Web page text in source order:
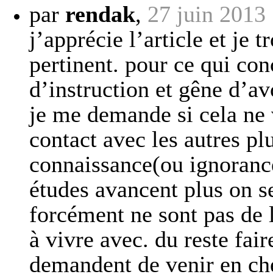
par rendak, 27 juin 2013
j’apprécie l’article et je
pertinent. pour ce qui
d’instruction et gêne
je me demande si cela
contact avec les autres
connaissance(ou
études avancent plus on
forcément ne sont pas
à vivre avec. du reste
demandent de venir en